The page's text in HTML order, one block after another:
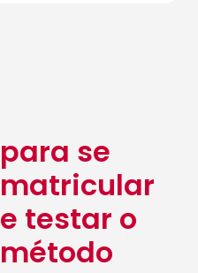
para se
matricular
e testar o
método